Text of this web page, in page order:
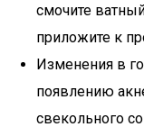
смочите
приложите к
Изменения в
появлению
свекольного